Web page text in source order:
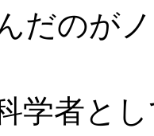
だのが
学者と